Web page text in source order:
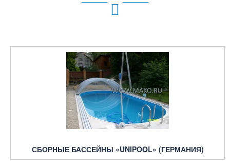
СБОРНЫЕ БАССЕЙНЫ «UNIPOOL» (ГЕРМАНИЯ)